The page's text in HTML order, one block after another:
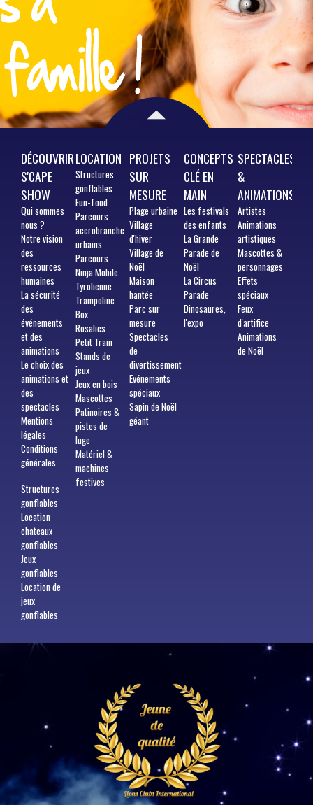
DÉCOUVRIR
S'CAPE
SHOW
Quisommes
nous ?
Notre vision
des
ressources
humaines
La sécurité
des
événements
et des
animations
Le choix des
animations et
des
spectacles
Mentions
légales
Conditions
générales
Structures
gonflables
Location
chateaux
gonflables
Jeux
gonflables
Location de
jeux
gonflables
LOCATION
Structures
gonflables
Fun-food
Parcours
accrobranche
urbains
Parcours
Ninja Mobile
Tyrolienne
Trampoline
Box
Rosalies
Petit Train
Stands de
jeux
Jeux en bois
Mascottes
Patinoires &
pistes de
luge
Matériel &
machines
festives
PROJETS
SUR
MESURE
Plage urbaine
Village
d'hiver
Village de
Noël
Maison
hantée
Parc sur
mesure
Spectacles
de
divertissement
Evénements
spéciaux
Sapin de Noël
géant
CONCEPTS
CLÉ EN
MAIN
Les festivals
des enfants
La Grande
Parade de
Noël
La Circus
Parade
Dinosaures,
l'expo
SPECTACLES
&
ANIMATIONS
Artistes
Animations
artistiques
Mascottes &
personnages
Effets
spéciaux
Feux
d'artifice
Animations
de Noël